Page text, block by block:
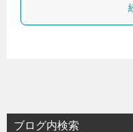
ブログ内検索